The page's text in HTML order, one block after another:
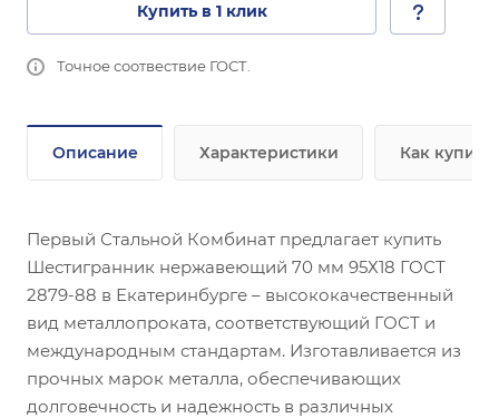
Купить в 1 клик
Точное соотвествие ГОСТ.
Описание Характеристики Как купить
Первый Стальной Комбинат предлагает купить
Шестигранник нержавеющий 70 мм 95Х18 ГОСТ
2879-88 в Екатеринбурге – высококачественный
вид металлопроката, соответствующий ГОСТ и
международным стандартам. Изготавливается из
прочных марок металла, обеспечивающих
долговечность и надежность в различных